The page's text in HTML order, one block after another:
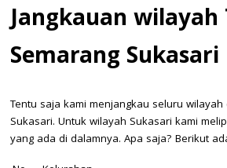
Jangkauan wilayah
Semarang
Tentu saja kami menjangkau seluru
Sukasari. Untuk wilayah Sukasari kami
yang ada di dalamnya. Apa saja? Berikut